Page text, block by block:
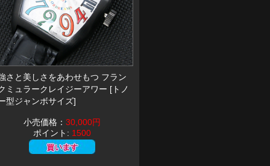
さと美しさをあわせもつ フラン
ミュラークレイジーアワー [トノ
型ジャンボサイズ]
小売価格： 30,000円
ポイント: 1500